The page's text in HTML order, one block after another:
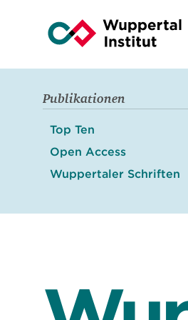
Publikationen
Top Ten
Open Access
Wuppertaler Schriften